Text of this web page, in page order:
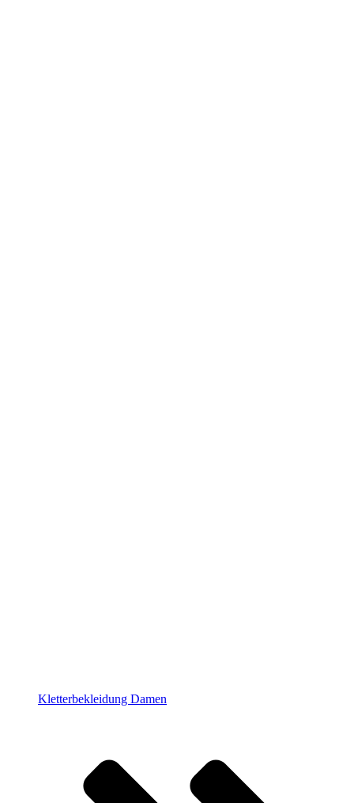
Kletterbekleidung Damen